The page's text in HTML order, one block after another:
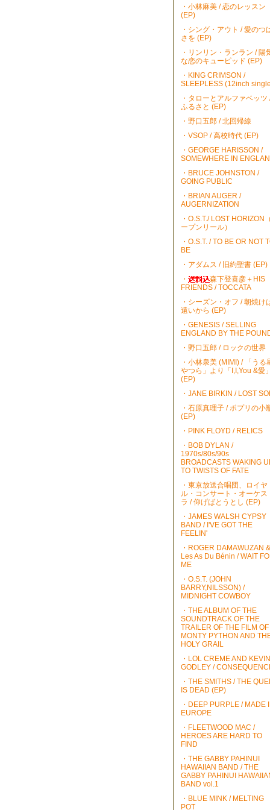
・小林麻美 / 恋のレッスン
(EP)
・シング・アウト / 愛のつ
さを (EP)
・リンリン・ランラン / 陽
な恋のキューピッド (EP)
・KING CRIMSON /
SLEEPLESS (12inch
・タローとアルファベッツ
ふるさと (EP)
・野口五郎 / 北回帰線
・VSOP / 高校時代 (EP)
・GEORGE HARISSON /
SOMEWHERE IN
・BRUCE JOHNSTON /
GOING PUBLIC
・BRIAN AUGER /
AUGERNIZATION
・O.S.T./ LOST HORIZON
ープンリール）
・O.S.T. / TO BE OR NOT
BE
・アダムス / 旧約聖書 (EP)
・
森下登喜彦＋HIS
FRIENDS / TOCCATA
・シーズン・オフ / 朝焼け
遠いから (EP)
・GENESIS / SELLING
ENGLAND BY THE
・野口五郎 / ロックの世界
・小林泉美 (MIMI) / 「うる
やつら」より「I,I,You &愛」
(EP)
・JANE BIRKIN / LOST
・石原真理子 / ポプリの小
(EP)
・PINK FLOYD / RELICS
・BOB DYLAN /
1970s/80s/90s
BROADCASTS WAKING
TO TWISTS OF FATE
・東京放送合唱団、ロイヤ
ル・コンサート・オーケス
ラ / 仰げばとうとし (EP)
・JAMES WALSH CYPSY
BAND / I'VE GOT THE
FEELIN'
・ROGER DAMAWUZAN &
Les As Du Bénin / WAIT
ME
・O.S.T. (JOHN
BARRY,NILSSON) /
MIDNIGHT COWBOY
・THE ALBUM OF THE
SOUNDTRACK OF THE
TRAILER OF THE FILM OF
MONTY PYTHON AND
HOLY GRAIL
・LOL CREME AND KEVIN
GODLEY /
・THE SMITHS / THE
IS DEAD (EP)
・DEEP PURPLE / MADE
EUROPE
・FLEETWOOD MAC /
HEROES ARE HARD TO
FIND
・THE GABBY PAHINUI
HAWAIIAN BAND / THE
GABBY PAHINUI
BAND vol.1
・BLUE MINK / MELTING
POT